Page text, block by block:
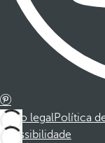
Aviso legalPolítica
Acessibilidade